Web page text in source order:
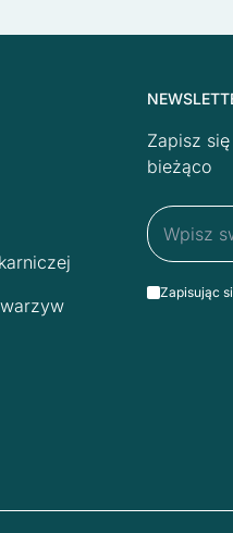
Zapisz
bieżąco
Zapisując